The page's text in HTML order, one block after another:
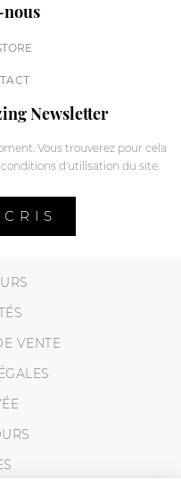
Newsletter
Vous trouverez pour cela
d'utilisation du site.
VENTE